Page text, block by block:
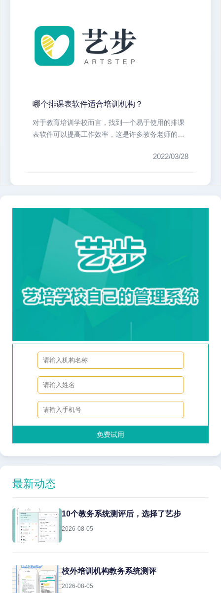
哪个排课表软件适合培训机构？
对于教育培训学校而言，找到一个易于使用的排课
表软件可以提高工作效率，这是许多教务老师的经
2022/03/28
免费试用
最新动态
10个教务系统测评后，选择了艺步
2026-08-05
校外培训机构教务系统测评
2026-08-05